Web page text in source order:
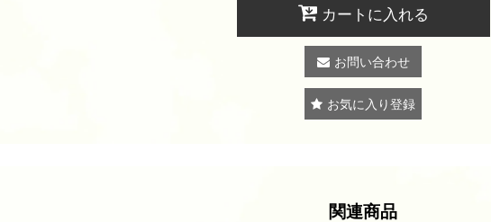
カートに入れる
お問い合わせ
お気に入り登録
関連商品